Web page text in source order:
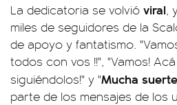
La dedicatoria se volvió viral,
miles de seguidores de la
de apoyo y fantatismo.
todos con vos !!", "Vamos!
siguiéndolos!" y "Mucha
parte de los mensajes de los